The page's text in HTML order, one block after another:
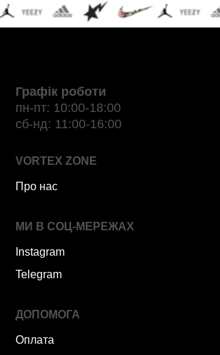
Графік роботи
пн-пт: 10:00-18:00
сб-нд: 11:00-16:00
VORTEX ZONE
Про нас
МИ В СОЦ-МЕРЕЖАХ
Instagram
Telegram
ДОПОМОГА
Оплата